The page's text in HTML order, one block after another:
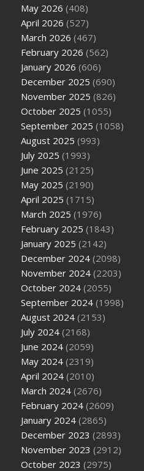
May 2026 (408)
April 2026 (527)
March 2026 (467)
February 2026 (562)
January 2026 (606)
December 2025 (690)
November 2025 (826)
October 2025 (1055)
September 2025 (1058)
August 2025 (993)
July 2025 (1993)
June 2025 (2125)
May 2025 (2190)
April 2025 (1715)
March 2025 (1976)
February 2025 (1843)
January 2025 (2142)
December 2024 (2098)
November 2024 (2203)
October 2024 (2055)
September 2024 (1998)
August 2024 (2153)
July 2024 (2168)
June 2024 (2059)
May 2024 (2319)
April 2024 (2010)
March 2024 (2676)
February 2024 (2609)
January 2024 (2865)
December 2023 (2893)
November 2023 (2912)
October 2023 (2975)